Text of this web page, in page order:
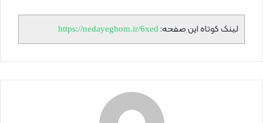
لینک کوتاه این صفحه: https://nedayeghom.ir/6xed